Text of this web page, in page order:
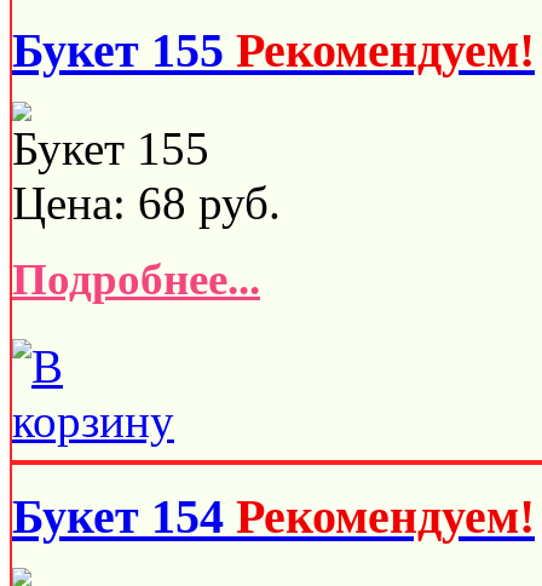
Букет 155 Рекомендуем!
Букет 155
Цена: 68 руб.
Подробнее...
Букет 154 Рекомендуем!